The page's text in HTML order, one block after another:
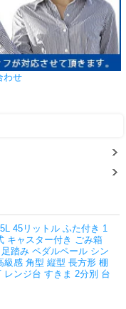
わせ
45リットル ふた付き 1
キャスター付き ごみ箱
踏み ペダルペール シン
級感 角型 縦型 長方形 棚
レンジ台 すきま 2分別 台